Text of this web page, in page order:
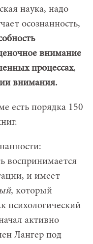
наука, надо
осознанность,
внимание
процессах,
внимания.
есть порядка 150
воспринимается
и имеет
, который
психологический
активно
Лангер под